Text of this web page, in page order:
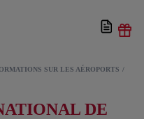
SUR LES AÉROPORTS
DE